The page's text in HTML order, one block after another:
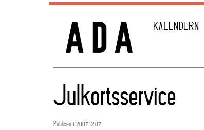
KALENDERN
Julkortsservice
Publicerat 2007.12.07